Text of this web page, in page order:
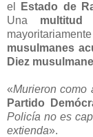
el
Estado de
Una
musulmanes
Diez
«Murieron como
Partido
Policía no es
extienda».